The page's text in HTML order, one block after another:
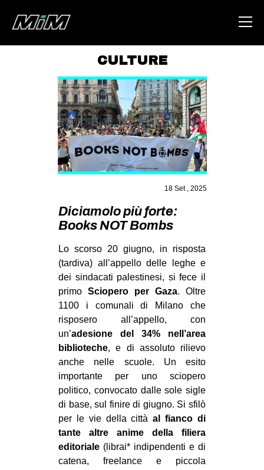
ABOUT
AREA
DEGENERAZIONE
GAZA FREESTYLE
CSOA LAMBRETTA
MSM
STUDENTI TSUNAMI
ZAM
MILANO
MOBILITAZIONI
SPAZI
SPORT POPOLARE
MOVIMENTI
AMBIENTE
ANTIFASCISMO
DIRITTO ALL’ABITARE
GENERI
MIGRAZIONI
CULTURE
18 Set , 2025
Diciamolo più forte:
Books NOT Bombs
Lo scorso 20 giugno, in risposta
(tardiva) all’appello delle leghe e
dei sindacati palestinesi, si fece il
primo Sciopero per Gaza. Oltre
1100 i comunali di Milano che
risposero all’appello, con
un’adesione del 34% nell’area
biblioteche, e di assoluto rilievo
anche nelle scuole. Un esito
importante per uno sciopero
politico, convocato dalle sole sigle
di base, sul finire di giugno. Si sfilò
per le vie della cittàal fianco di
tante altre anime della filiera
editoriale (librai* indipendenti e di
catena, freelance e piccola